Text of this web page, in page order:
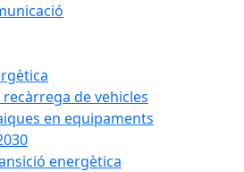
de vehicles
en equipaments
energètica